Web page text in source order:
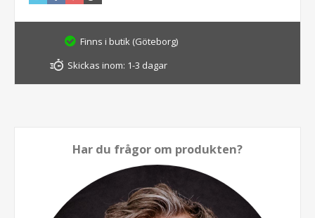
Finns i butik (Göteborg)
Skickas inom: 1-3 dagar
Har du frågor om produkten?